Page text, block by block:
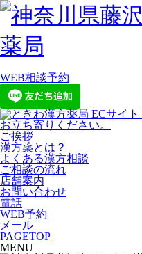
WEB相談予約
ご挨拶
漢方薬とは？
よくある漢方相談
ご相談の流れ
店舗案内
お問い合わせ
電話
WEB予約
メール
PAGETOP
MENU